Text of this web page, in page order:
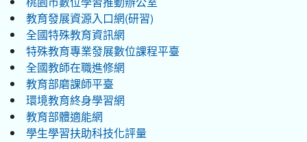
教育發展資源入口網(研習)
全國特殊教育資訊網
特殊教育專業發展數位課程平臺
全國教師在職進修網
教育部磨課師平臺
環境教育終身學習網
教育部體適能網
學生學習扶助科技化評量